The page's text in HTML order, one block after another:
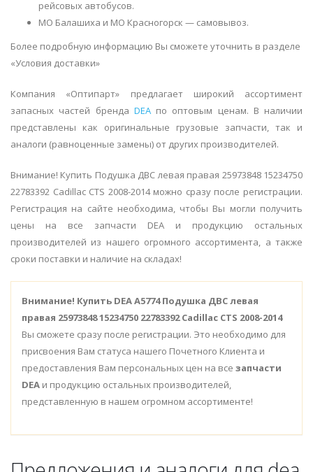
рейсовых автобусов.
МО Балашиха и МО Красногорск — самовывоз.
Более подробную информацию Вы сможете уточнить в разделе
«Условия доставки»
Компания «Оптипарт» предлагает широкий ассортимент
запасных частей бренда DEAпо оптовым ценам. В наличии
представлены как оригинальные грузовые запчасти, так и
аналоги (равноценные замены) от других производителей.
Внимание! Купить Подушка ДВС левая правая 25973848 15234750
22783392 Cadillac CTS 2008-2014 можно сразу после регистрации.
Регистрация на сайте необходима, чтобы Вы могли получить
цены на все запчасти DEA и продукцию остальных
производителей из нашего огромного ассортимента, а также
сроки поставки и наличие на складах!
Внимание! Купить DEA A5774 Подушка ДВС левая
правая 25973848 15234750 22783392 Cadillac CTS 2008-2014
Вы сможете сразу после регистрации. Это необходимо для
присвоения Вам статуса нашего Почетного Клиента и
предоставления Вам персональных цен на все запчасти
DEA и продукцию остальных производителей,
представленную в нашем огромном ассортименте!